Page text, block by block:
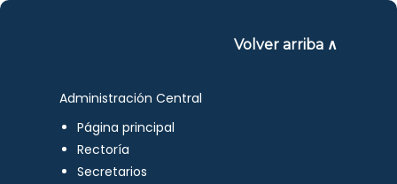
Volver arriba ∧
Administración Central
Página principal
Rectoría
Secretarios